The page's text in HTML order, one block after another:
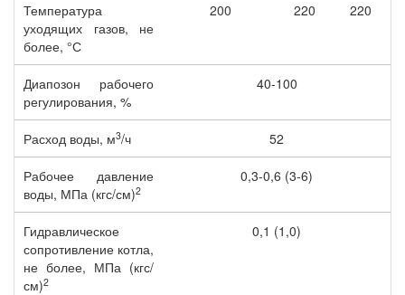
Температура
уходящих газов, не
более, °С
200 220 220
Диапозон рабочего
регулирования, %
40-100
Расход воды, м3/ч 52
Рабочее давление
воды, МПа (кгс/см)2
0,3-0,6 (3-6)
Гидравлическое
сопротивление котла,
не более, МПа (кгс/
см)2
0,1 (1,0)